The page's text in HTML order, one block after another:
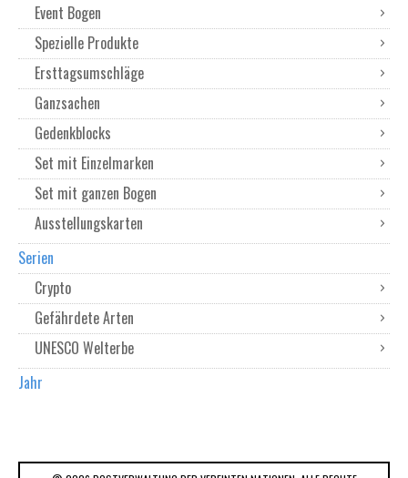
Event Bogen
Spezielle Produkte
Ersttagsumschläge
Ganzsachen
Gedenkblocks
Set mit Einzelmarken
Set mit ganzen Bogen
Ausstellungskarten
Serien
Crypto
Gefährdete Arten
UNESCO Welterbe
Jahr